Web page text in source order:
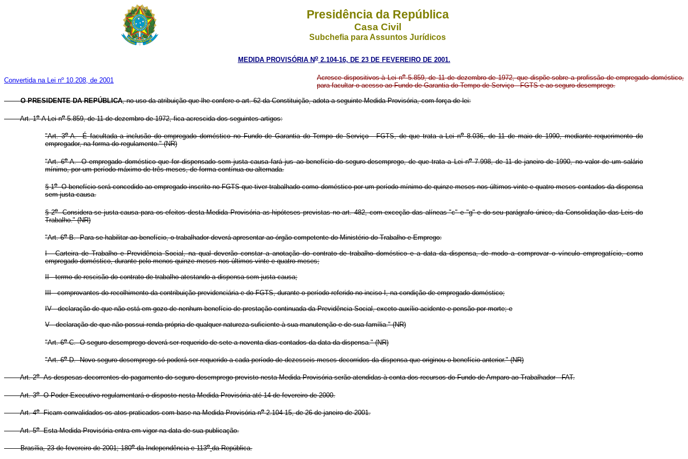
Presidência da República
Casa Civil
Subchefia para Assuntos Jurídicos
MEDIDA PROVISÓRIA No2.104-16, DE 23 DE FEVEREIRO DE 2001.
Convertida na Lei nº 10.208, de 2001 Acresce dispositivos à Lei no5.859, de 11 de dezembro de 1972, que dispõe sobre a profissão de empregado doméstico,
para facultar o acesso ao Fundo de Garantia do Tempo de Serviço - FGTS e ao seguro-desemprego.
O PRESIDENTE DA REPÚBLICA, no uso da atribuição que lhe confere o art. 62 da Constituição, adota a seguinte Medida Provisória, com força de lei:
Art. 1oA Lei no5.859, de 11 de dezembro de 1972, fica acrescida dos seguintes artigos:
"Art. 3o-A. É facultada a inclusão do empregado doméstico no Fundo de Garantia do Tempo de Serviço - FGTS, de que trata a Lei no8.036, de 11 de maio de 1990, mediante requerimento do
empregador, na forma do regulamento." (NR)
"Art. 6o-A. O empregado doméstico que for dispensado sem justa causa fará jus ao benefício do seguro-desemprego, de que trata a Lei no7.998, de 11 de janeiro de 1990, no valor de um salário
mínimo, por um período máximo de três meses, de forma contínua ou alternada.
§ 1oO benefício será concedido ao empregado inscrito no FGTS que tiver trabalhado como doméstico por um período mínimo de quinze meses nos últimos vinte e quatro meses contados da dispensa
sem justa causa.
§ 2oConsidera-se justa causa para os efeitos desta Medida Provisória as hipóteses previstas no art. 482, com exceção das alíneas "c" e "g" e do seu parágrafo único, da Consolidação das Leis do
Trabalho." (NR)
"Art. 6o-B. Para se habilitar ao benefício, o trabalhador deverá apresentar ao órgão competente do Ministério do Trabalho e Emprego:
I - Carteira de Trabalho e Previdência Social, na qual deverão constar a anotação do contrato de trabalho doméstico e a data da dispensa, de modo a comprovar o vínculo empregatício, como
empregado doméstico, durante pelo menos quinze meses nos últimos vinte e quatro meses;
II - termo de rescisão do contrato de trabalho atestando a dispensa sem justa causa;
III - comprovantes do recolhimento da contribuição previdenciária e do FGTS, durante o período referido no inciso I, na condição de empregado doméstico;
IV - declaração de que não está em gozo de nenhum benefício de prestação continuada da Previdência Social, exceto auxílio-acidente e pensão por morte; e
V - declaração de que não possui renda própria de qualquer natureza suficiente à sua manutenção e de sua família." (NR)
"Art. 6o-C. O seguro-desemprego deverá ser requerido de sete a noventa dias contados da data da dispensa." (NR)
"Art. 6o-D. Novo seguro-desemprego só poderá ser requerido a cada período de dezesseis meses decorridos da dispensa que originou o benefício anterior." (NR)
Art. 2oAs despesas decorrentes do pagamento do seguro-desemprego previsto nesta Medida Provisória serão atendidas à conta dos recursos do Fundo de Amparo ao Trabalhador - FAT.
Art. 3oO Poder Executivo regulamentará o disposto nesta Medida Provisória até 14 de fevereiro de 2000.
Art. 4oFicam convalidados os atos praticados com base na Medida Provisória no2.104-15, de 26 de janeiro de 2001.
Art. 5oEsta Medida Provisória entra em vigor na data de sua publicação.
Brasília, 23 de fevereiro de 2001; 180oda Independência e 113o da República.